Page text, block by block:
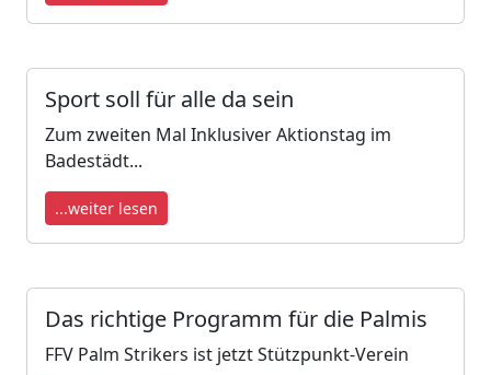
Sport soll für alle da sein
Zum zweiten Mal Inklusiver Aktionstag im
Badestädt...
...weiter lesen
Das richtige Programm für die Palmis
FFV Palm Strikers ist jetzt Stützpunkt-Verein